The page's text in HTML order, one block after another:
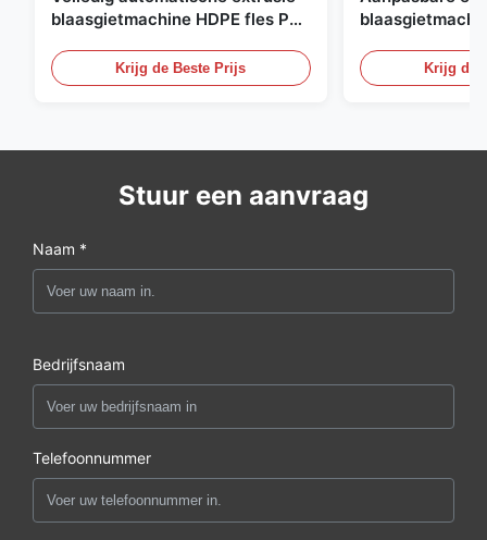
blaasgietmachine HDPE fles Pe
Krijg de Beste Prijs Krijg de
Stuur een aanvraag
Naam *
Bedrijfsnaam
Telefoonnummer